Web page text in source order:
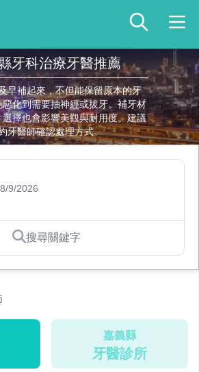
牙科治療牙醫推薦
早補起來，不但能保留原本的牙
化到需要抽神經或拔牙。補牙材
擇也會影響美觀與耐用度。建議
牙醫師確認處理方式。
8/9/2026
搜尋關鍵字
嘉義縣
牙醫診所